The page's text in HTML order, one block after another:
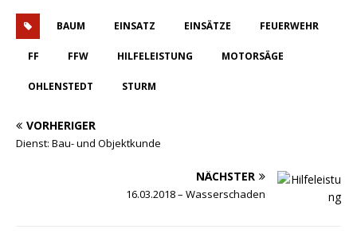
BAUM EINSATZ EINSÄTZE FEUERWEHR
FF FFW HILFELEISTUNG MOTORSÄGE
OHLENSTEDT STURM
VORHERIGER
Dienst: Bau- und Objektkunde
NÄCHSTER
16.03.2018 – Wasserschaden